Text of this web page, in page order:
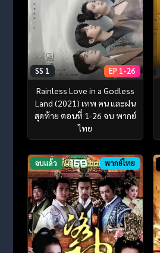
SS 1 EP 1-26
Rainless Love in a Godless
Land (2021) เทพ คน และฝน
สุดท้าย ตอนที่ 1-26 จบ พากย์
ไทย
จบแล้ว พากย์ไทย